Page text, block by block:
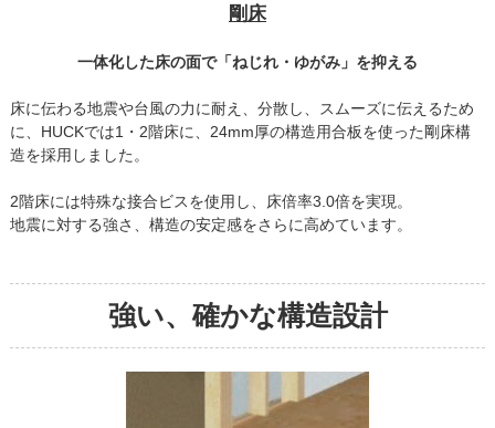
剛床
一体化した床の面で「ねじれ・ゆがみ」を抑える
床に伝わる地震や台風の力に耐え、分散し、スムーズに伝えるため
に、HUCKでは1・2階床に、24mm厚の構造用合板を使った剛床構
造を採用しました。
2階床には特殊な接合ビスを使用し、床倍率3.0倍を実現。
地震に対する強さ、構造の安定感をさらに高めています。
強い、確かな構造設計